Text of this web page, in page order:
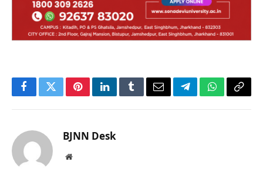
FacebookTwitterPinterestLinkedInTumblrEmailTelegramWhatsApp
Copy
BJNN Desk
Website